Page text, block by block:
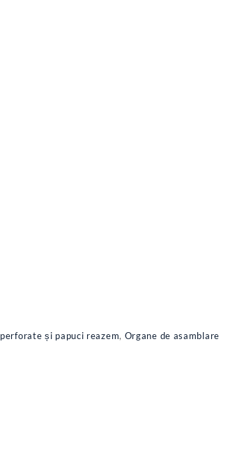
și papuci reazem, Organe de asamblare